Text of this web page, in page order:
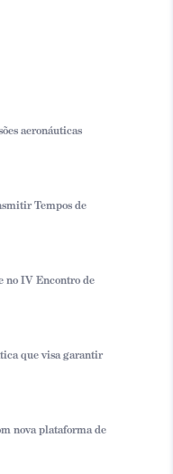
aeronáuticas
Tempos de
no IV Encontro de
que visa garantir
nova plataforma de